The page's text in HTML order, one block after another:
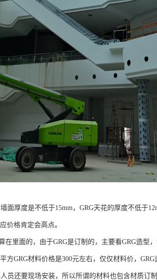
面厚度是不低于15mm，GRG天花的厚度不低于
价格肯定会高点。
里面的，由于GRG是订制的，主要看GRG造型
方GRG材料价格是300元左右，仅仅材料价，
员还要现场安装，所以所谓的材料也包含材质订